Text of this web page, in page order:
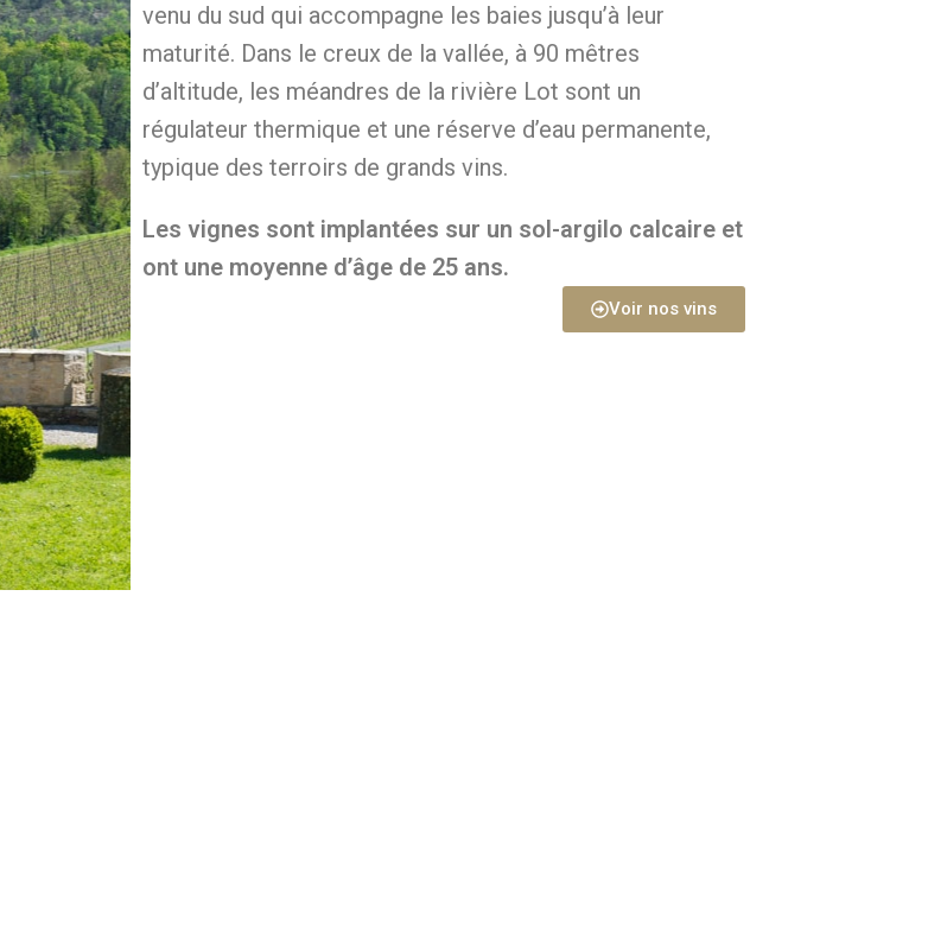
venu du sud qui accompagne les baies jusqu’à leur
maturité. Dans le creux de la vallée, à 90 mêtres
d’altitude, les méandres de la rivière Lot sont un
régulateur thermique et une réserve d’eau permanente,
typique des terroirs de grands vins.
Les vignes sont implantées sur un sol-argilo calcaire et
ont une moyenne d’âge de 25 ans.
Voir nos vins